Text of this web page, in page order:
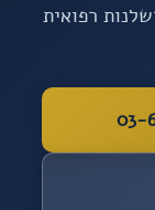
רפואית
03-